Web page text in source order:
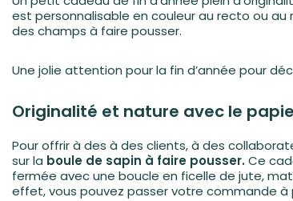
est personnalisable en couleur au recto ou
des champs à faire pousser.
Une jolie attention pour la fin d’année pour
Originalité et nature avec le
Pour offrir à des à des clients, à des
sur la boule de sapin à faire pousser.Ce
fermée avec une boucle en ficelle de jute,
effet, vous pouvez passer votre commande